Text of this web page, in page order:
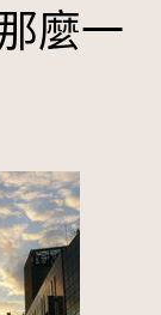
麼一